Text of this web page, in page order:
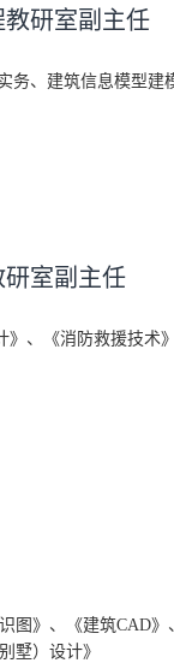
研室副主任
务、建筑信息模型
室副主任
、《消防救援技术》
图》、《建筑CAD
墅）设计》